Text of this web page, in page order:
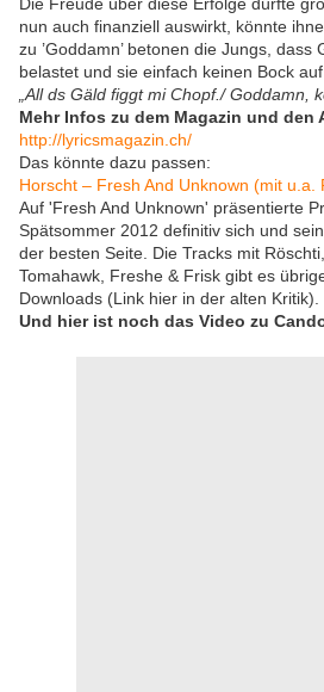
nun auch finanziell auswirkt, könnte
zu ’Goddamn’ betonen die Jungs, dass
belastet und sie einfach keinen Bock
„All ds Gäld figgt mi Chopf./ Goddamn,
Mehr Infos zu dem Magazin und den
http://lyricsmagazin.ch/
Das könnte dazu passen:
Horscht – Fresh And Unknown (mit u.a.
Auf 'Fresh And Unknown' präsentierte
Spätsommer 2012 definitiv sich und
der besten Seite. Die Tracks mit
Tomahawk, Freshe & Frisk gibt es
Downloads (Link hier in der alten Kritik).
Und hier ist noch das Video zu